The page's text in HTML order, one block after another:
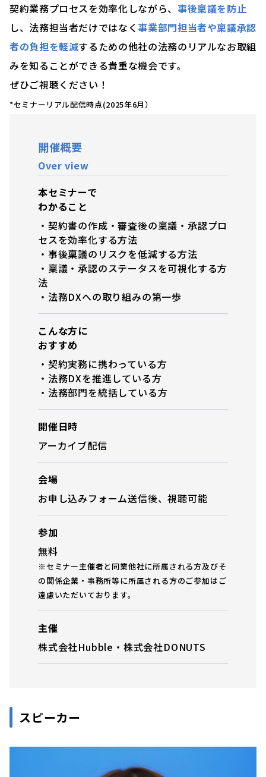
契約業務プロセスを効率化しながら、 事後稟議を防止
し、法務担当者だけではなく事業部門担当者や稟議承認
者の負担を軽減するための他社の法務のリアルなお取組
みを知ることができる貴重な機会です。
ぜひご視聴ください！
*セミナーリアル配信時点(2025年6月）
開催概要
Over view
本セミナーで
わかること
・ 契約書の作成・審査後の稟議・承認プロ
セスを効率化する方法
・事後稟議のリスクを低減する方法
・稟議・承認のステータスを可視化する方
法
・法務DXへの取り組みの第一歩
こんな方に
おすすめ
・契約実務に携わっている方
・法務DXを推進している方
・法務部門を統括している方
開催日時
アーカイブ配信
会場
お申し込みフォーム送信後、視聴可能
参加
無料
※セミナー主催者と同業他社に所属される方及びそ
の関係企業・事務所等に所属される方のご参加はご
遠慮いただいております。
主催
株式会社Hubble・株式会社DONUTS
スピーカー